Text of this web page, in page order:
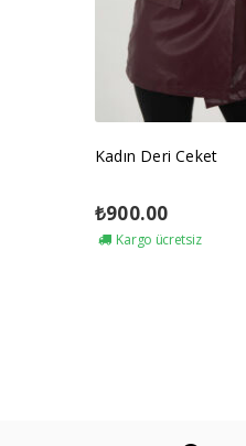
Kadın Deri Ceket
₺900.00
Kargo ücretsiz